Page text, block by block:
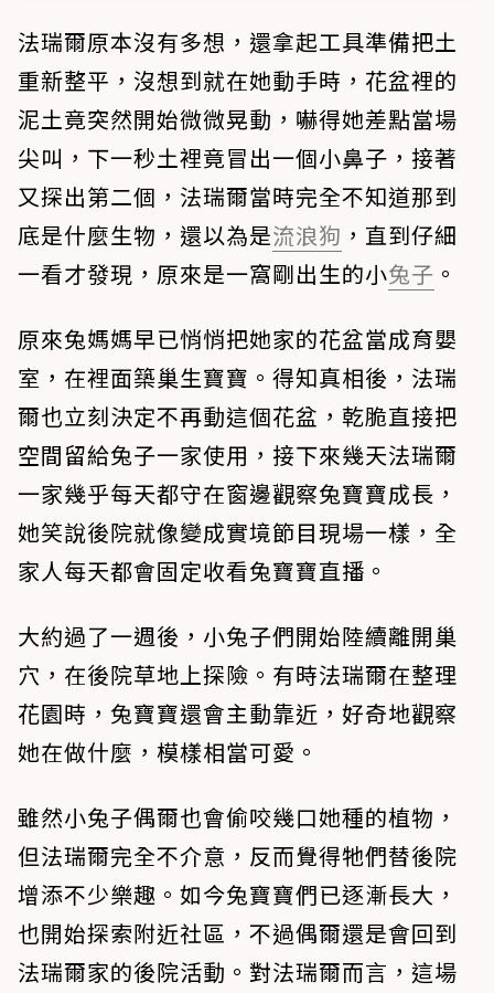
法瑞爾原本沒有多想，還拿起工具準備把土
重新整平，沒想到就在她動手時，花盆裡的
泥土竟突然開始微微晃動，嚇得她差點當場
尖叫，下一秒土裡竟冒出一個小鼻子，接著
又探出第二個，法瑞爾當時完全不知道那到
底是什麼生物，還以為是流浪狗 ，直到仔細
一看才發現，原來是一窩剛出生的小兔子 。
原來兔媽媽早已悄悄把她家的花盆當成育嬰
室，在裡面築巢生寶寶。得知真相後，法瑞
爾也立刻決定不再動這個花盆，乾脆直接把
空間留給兔子一家使用，接下來幾天法瑞爾
一家幾乎每天都守在窗邊觀察兔寶寶成長，
她笑說後院就像變成實境節目現場一樣，全
家人每天都會固定收看兔寶寶直播。
大約過了一週後，小兔子們開始陸續離開巢
穴，在後院草地上探險。有時法瑞爾在整理
花園時，兔寶寶還會主動靠近，好奇地觀察
她在做什麼，模樣相當可愛。
雖然小兔子偶爾也會偷咬幾口她種的植物，
但法瑞爾完全不介意，反而覺得牠們替後院
增添不少樂趣。如今兔寶寶們已逐漸長大，
也開始探索附近社區，不過偶爾還是會回到
法瑞爾家的後院活動。對法瑞爾而言，這場